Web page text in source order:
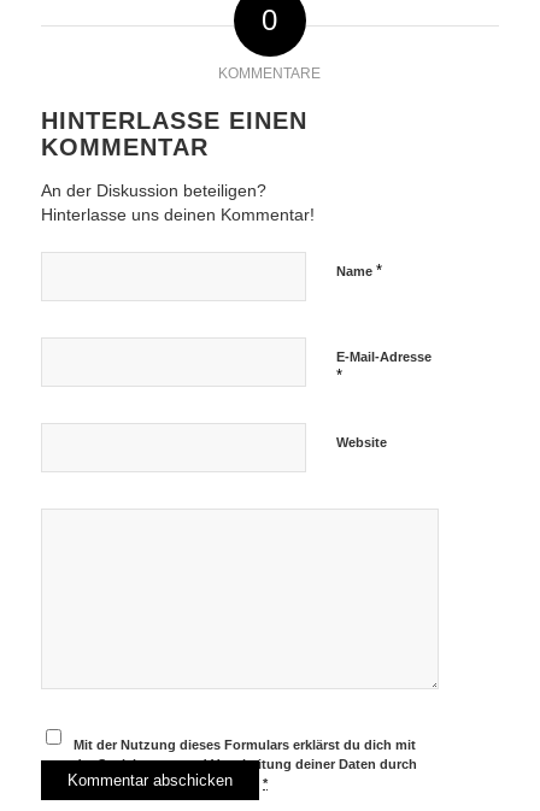
0
KOMMENTARE
HINTERLASSE EINEN
KOMMENTAR
An der Diskussion beteiligen?
Hinterlasse uns deinen Kommentar!
Name *
E-Mail-Adresse
*
Website
Mit der Nutzung dieses Formulars erklärst du dich mit
der Speicherung und Verarbeitung deiner Daten durch
diese Website einverstanden.*